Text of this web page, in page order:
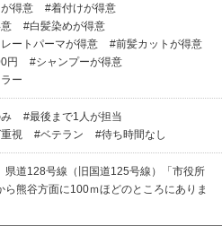
得意
#着付けが得意
#白髪染めが得意
ートパーマが得意
#前髪カットが得意
円
#シャンプーが得意
ー
#最後まで1人が担当
視
#ベテラン #待ち時間なし
県道128号線（旧国道125号線）「市役所
ら熊谷方面に100ｍほどのところにありま